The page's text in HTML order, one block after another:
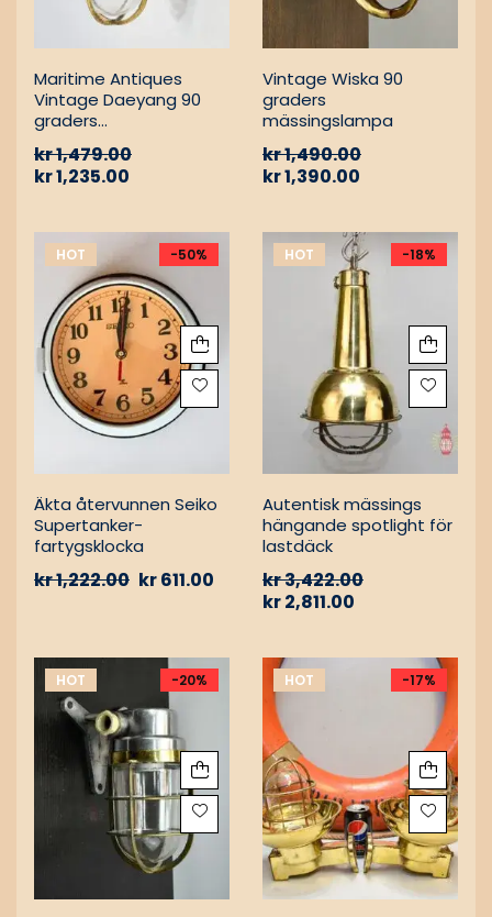
Maritime Antiques
Vintage Daeyang 90
graders
kr1,479.00
kr1,235.00
Vintage Wiska 90
graders
mässingslampa
kr1,490.00
kr1,390.00
HOT -50%
Äkta återvunnen Seiko
Supertanker-
fartygsklocka
kr1,222.00 kr611.00
HOT -18%
Autentisk mässings
hängande spotlight för
lastdäck
kr3,422.00
kr2,811.00
HOT -20% HOT -17%